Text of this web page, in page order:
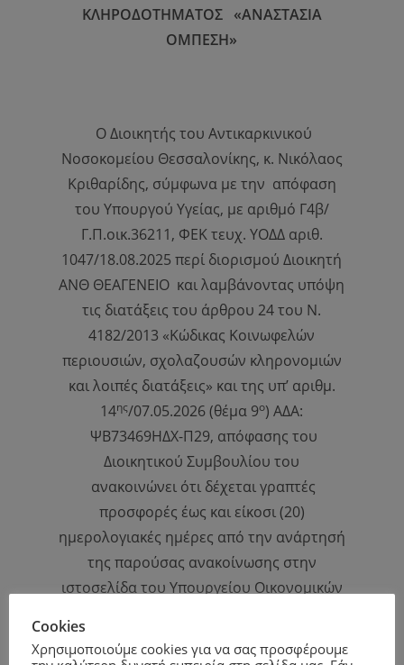
ΚΛΗΡΟΔΟΤΗΜΑΤΟΣ «ΑΝΑΣΤΑΣΙΑ
ΟΜΠΕΣΗ»
Ο Διοικητής του Αντικαρκινικού
Νοσοκομείου Θεσσαλονίκης, κ. Νικόλαος
Κριθαρίδης, σύμφωνα με την απόφαση
του Υπουργού Υγείας, με αριθμό Γ4β/
Γ.Π.οικ.36211, ΦΕΚ τευχ. ΥΟΔΔ αριθ.
1047/18.08.2025 περί διορισμού Διοικητή
ΑΝΘ ΘΕΑΓΕΝΕΙΟ και λαμβάνοντας υπόψη
τις διατάξεις του άρθρου 24 του Ν.
4182/2013 «Κώδικας Κοινωφελών
περιουσιών, σχολαζουσών κληρονομιών
και λοιπές διατάξεις» και της υπ’ αριθμ.
14ης/07.05.2026 (θέμα 9ο) ΑΔΑ:
ΨΒ73469ΗΔΧ-Π29, απόφασης του
Διοικητικού Συμβουλίου του
ανακοινώνει ότι δέχεται γραπτές
προσφορές έως και είκοσι (20)
ημερολογιακές ημέρες από την ανάρτησή
της παρούσας ανακοίνωσης στην
ιστοσελίδα του Υπουργείου Οικονομικών
Cookies
Χρησιμοποιούμε cookies για να σας προσφέρουμε